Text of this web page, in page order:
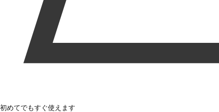
初めてでもすぐ使えます